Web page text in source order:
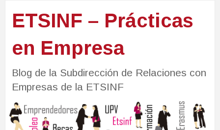
ETSINF – Prácticas
en Empresa
Blog de la Subdirección de Relaciones con
Empresas de la ETSINF